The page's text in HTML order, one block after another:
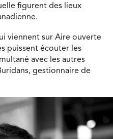
figurent des lieux
viennent sur Aire ouverte
puissent écouter les
avec les autres
gestionnaire de